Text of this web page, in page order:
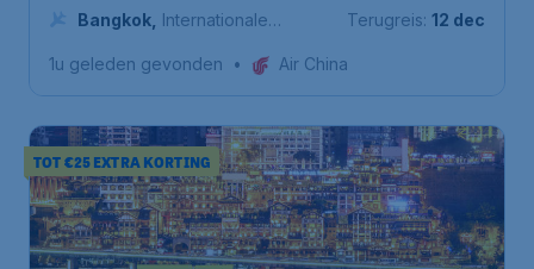
Bangkok Internationale
Terugreis: 12 dec
1u geleden gevonden • Air China
TOT €25 EXTRA KORTING